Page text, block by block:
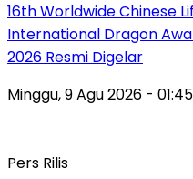
16th Worldwide Chinese
International Dragon
2026 Resmi Digelar
Minggu, 9 Agu 2026 -
Pers Rilis